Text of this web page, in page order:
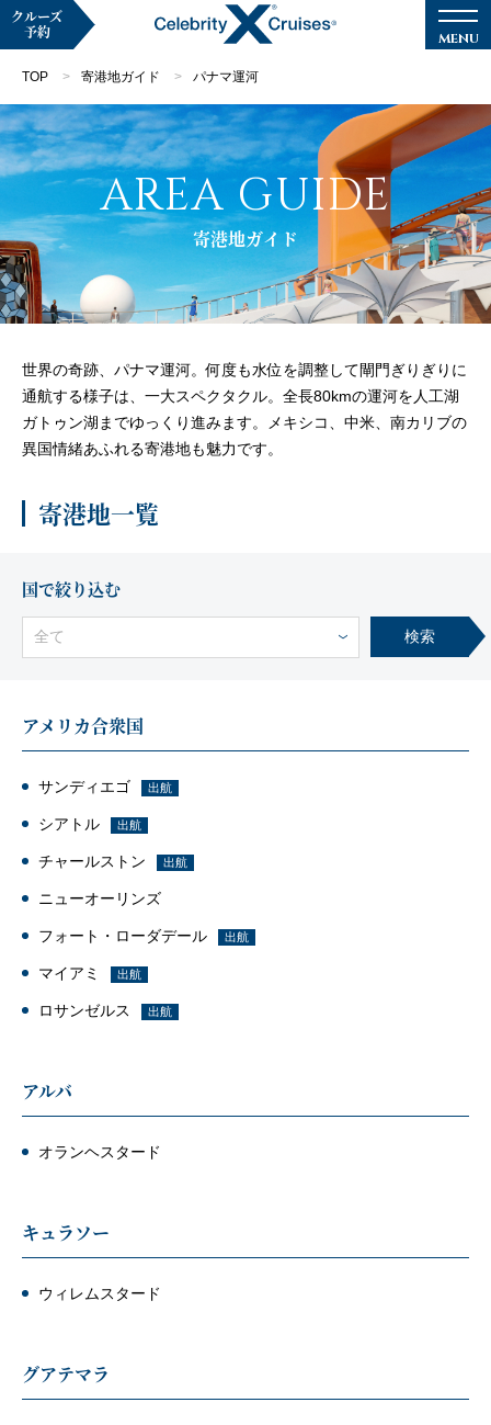
マイページ メルマガ登録
クルーズ検索
クルーズの楽しみ方
船内へようこそ
客船のご案内
寄港地ガイド
トピックス パンフレット
ご予約後の流れ お問い合わせ
よくあるご質問
クルーズ
予約
TOP 寄港地ガイド パナマ運河
AREA GUIDE
寄港地ガイド
世界の奇跡、パナマ運河。何度も水位を調整して閘門ぎりぎりに
通航する様子は、一大スペクタクル。全長80kmの運河を人工湖
ガトゥン湖までゆっくり進みます。メキシコ、中米、南カリブの
異国情緒あふれる寄港地も魅力です。
寄港地一覧
国で絞り込む
全て 検索
アメリカ合衆国
サンディエゴ 出航
シアトル 出航
チャールストン 出航
ニューオーリンズ
フォート・ローダデール 出航
マイアミ 出航
ロサンゼルス 出航
アルバ
オランヘスタード
キュラソー
ウィレムスタード
グアテマラ